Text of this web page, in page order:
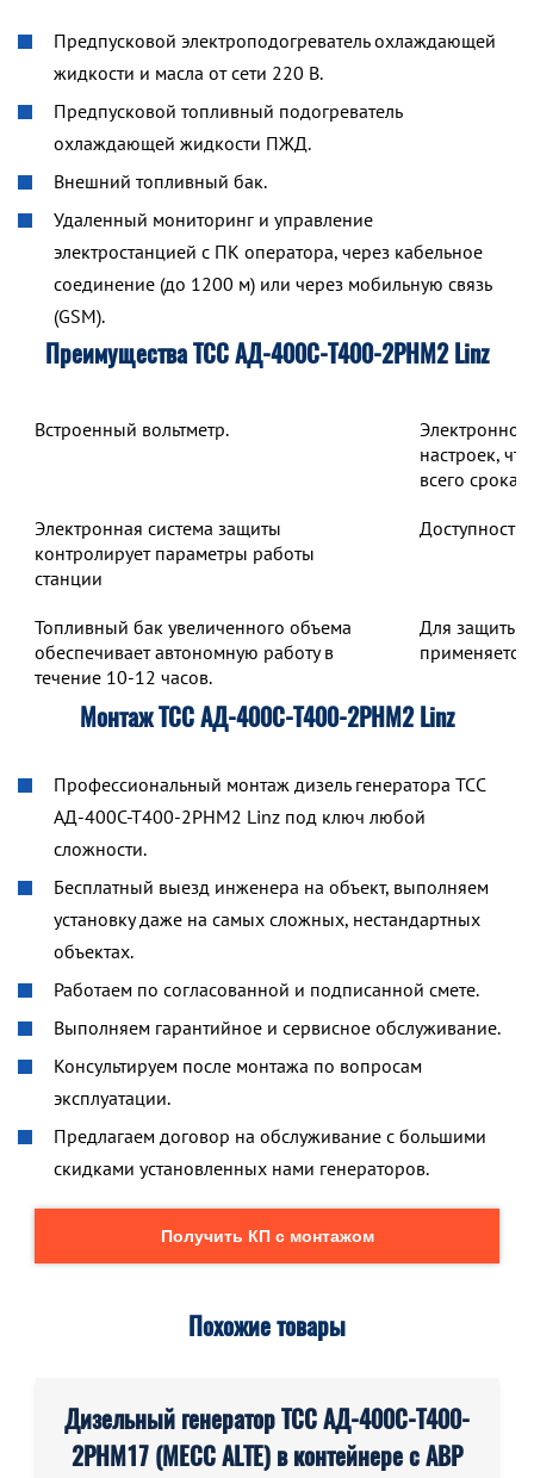
Предпусковой электроподогреватель охлаждающей
жидкости и масла от сети 220 В.
Предпусковой топливный подогреватель
охлаждающей жидкости ПЖД.
Внешний топливный бак.
Удаленный мониторинг и управление
электростанцией с ПК оператора, через кабельное
соединение (до 1200 м) или через мобильную связь
(GSM).
Преимущества ТСС АД-400С-Т400-2РНМ2 Linz
Встроенный вольтметр.
настроек,
всего срока
Электронная система защиты
контролирует параметры работы
станции
Доступность
Топливный бак увеличенного объема
обеспечивает автономную работу в
течение 10-12 часов.
Для защиты
Монтаж ТСС АД-400С-Т400-2РНМ2 Linz
Профессиональный монтаж дизель генератора ТСС
АД-400С-Т400-2РНМ2 Linz под ключ любой
сложности.
Бесплатный выезд инженера на объект, выполняем
установку даже на самых сложных, нестандартных
объектах.
Работаем по согласованной и подписанной смете.
Выполняем гарантийное и сервисное обслуживание.
Консультируем после монтажа по вопросам
эксплуатации.
Предлагаем договор на обслуживание с большими
скидками установленных нами генераторов.
Получить КП с монтажом
Похожие товары
Дизельный генератор ТСС АД-400С-Т400-
2РНМ17 (MECC ALTE) в контейнере с АВР